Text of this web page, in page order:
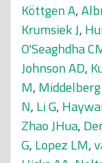
Köttgen A,
Krumsiek J,
O'Seaghdha
Johnson AD,
M, Middelberg
N, Li G,
Zhao JHua,
G, Lopez LM,